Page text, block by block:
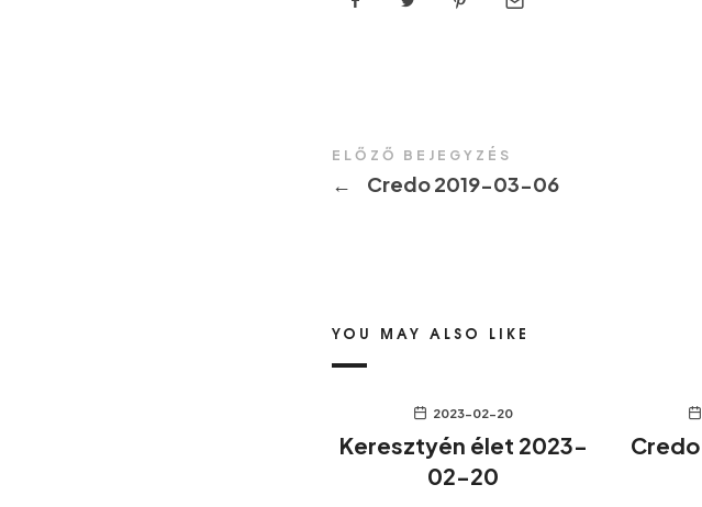
ELŐZŐ BEJEGYZÉS
← Credo 2019-03-06
YOU MAY ALSO LIKE
2023-02-20
Keresztyén élet 2023-
02-20